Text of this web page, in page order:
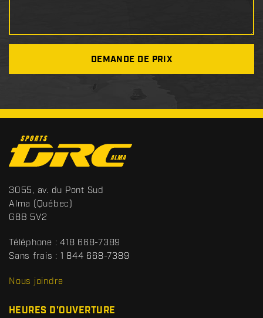
DEMANDE DE PRIX
o
n
t
a
c
t
S
p
o
t
s
R
3055, av. du Pont Sud
Alma (Québec)
G8B 5V2
Téléphone : 418 668-7389
Sans frais : 1 844 668-7389
Nous joindre
HEURES D'OUVERTURE